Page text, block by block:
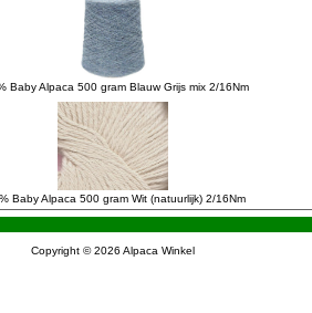
Baby Alpaca 500 gram Blauw Grijs mix 2/16Nm
Baby Alpaca 500 gram Wit (natuurlijk) 2/16Nm
Copyright © 2026 Alpaca Winkel